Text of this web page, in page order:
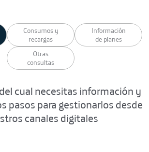
Consumos y
recargas
Información
de planes
Otras
consultas
cual necesitas información y
pasos para gestionarlos desde
canales digitales